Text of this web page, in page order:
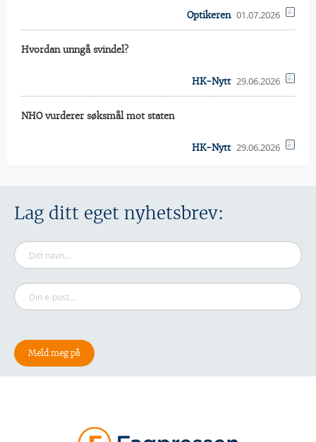
Optikeren 01.07.2026
Hvordan unngå svindel?
HK-Nytt 29.06.2026
NHO vurderer søksmål mot staten
HK-Nytt 29.06.2026
Lag ditt eget nyhetsbrev: